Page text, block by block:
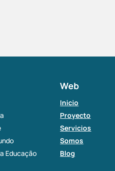
Educação
Web
Inicio
Proyecto
Servicios
Somos
Blog